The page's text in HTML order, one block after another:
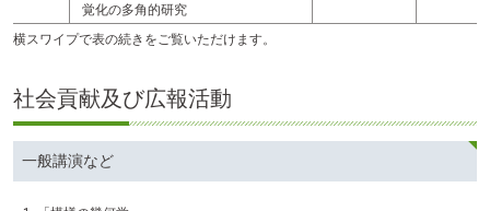
覚化の多角的研究
横スワイプで表の続きをご覧いただけます。
社会貢献及び広報活動
一般講演など